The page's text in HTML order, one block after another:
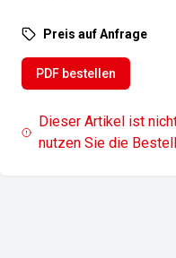
Preis auf Anfrage
PDF bestellen
Dieser Artikel ist
nutzen Sie die